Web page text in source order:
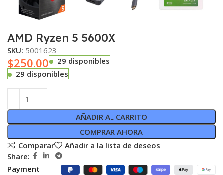
AMD Ryzen 5 5600X
SKU: 5001623
$250.00
29 disponibles
29 disponibles
AÑADIR AL CARRITO
COMPRAR AHORA
Comparar
Añadir a la lista de deseos
Share:
Payment